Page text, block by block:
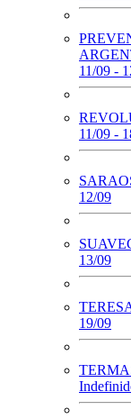
11/09 -
11/09 -
12/09
13/09
19/09